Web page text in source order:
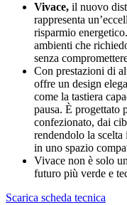
Vivace, il nuovo
rappresenta
risparmio
ambienti che
senza
Con prestazioni di
offre un design
come la tastiera
pausa. È progettato
confezionato, dai
rendendolo la scelta
in uno spazio
Vivace non è solo
futuro più verde e
Scarica scheda tecnica